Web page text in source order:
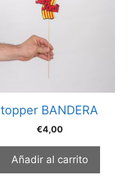
topper BANDERA
€4,00
Añadir al carrito